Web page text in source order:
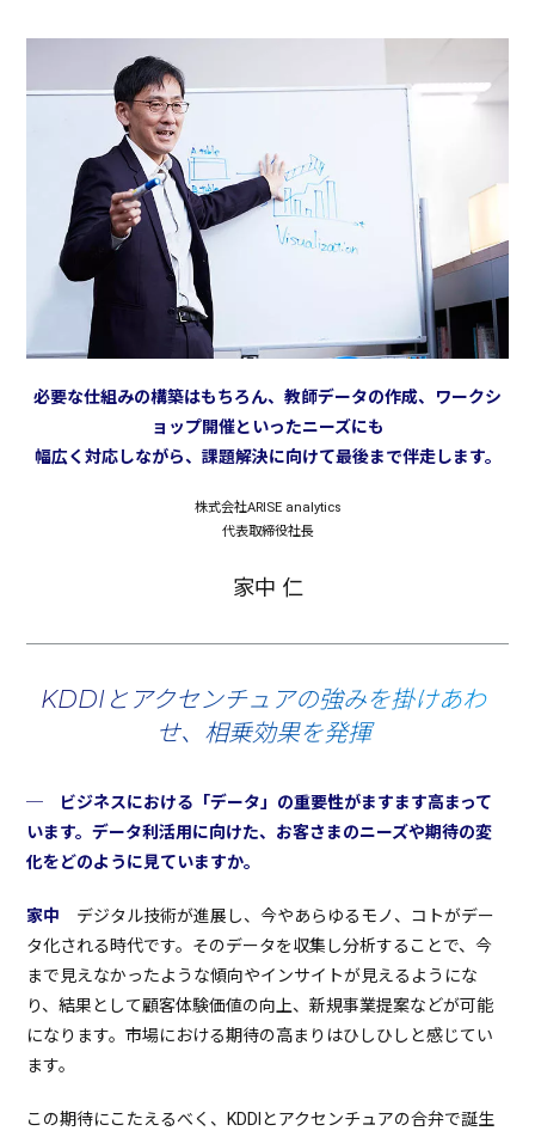
必要な仕組みの構築はもちろん、教師データの作成、ワークシ
ョップ開催といったニーズにも
幅広く対応しながら、課題解決に向けて最後まで伴走します。
株式会社ARISE analytics
代表取締役社長
家中 仁
KDDIとアクセンチュアの強みを掛けあわ
せ、相乗効果を発揮
─ ビジネスにおける「データ」の重要性がますます高まって
います。データ利活用に向けた、お客さまのニーズや期待の変
化をどのように見ていますか。
家中 デジタル技術が進展し、今やあらゆるモノ、コトがデー
タ化される時代です。そのデータを収集し分析することで、今
まで見えなかったような傾向やインサイトが見えるようにな
り、結果として顧客体験価値の向上、新規事業提案などが可能
になります。市場における期待の高まりはひしひしと感じてい
ます。
この期待にこたえるべく、KDDIとアクセンチュアの合弁で誕生